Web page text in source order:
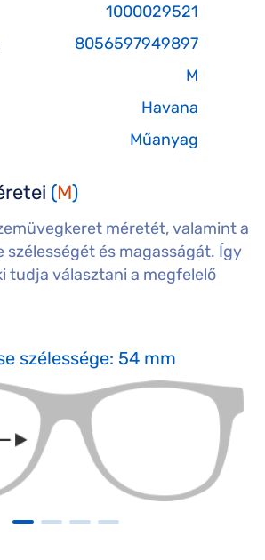
1000029521
8056597949897
M
Havana
Műanyag
(M)
méretét, valamint a
szélességét és magasságát. Így
tudja választani a megfelelő
szélessége: 54 mm